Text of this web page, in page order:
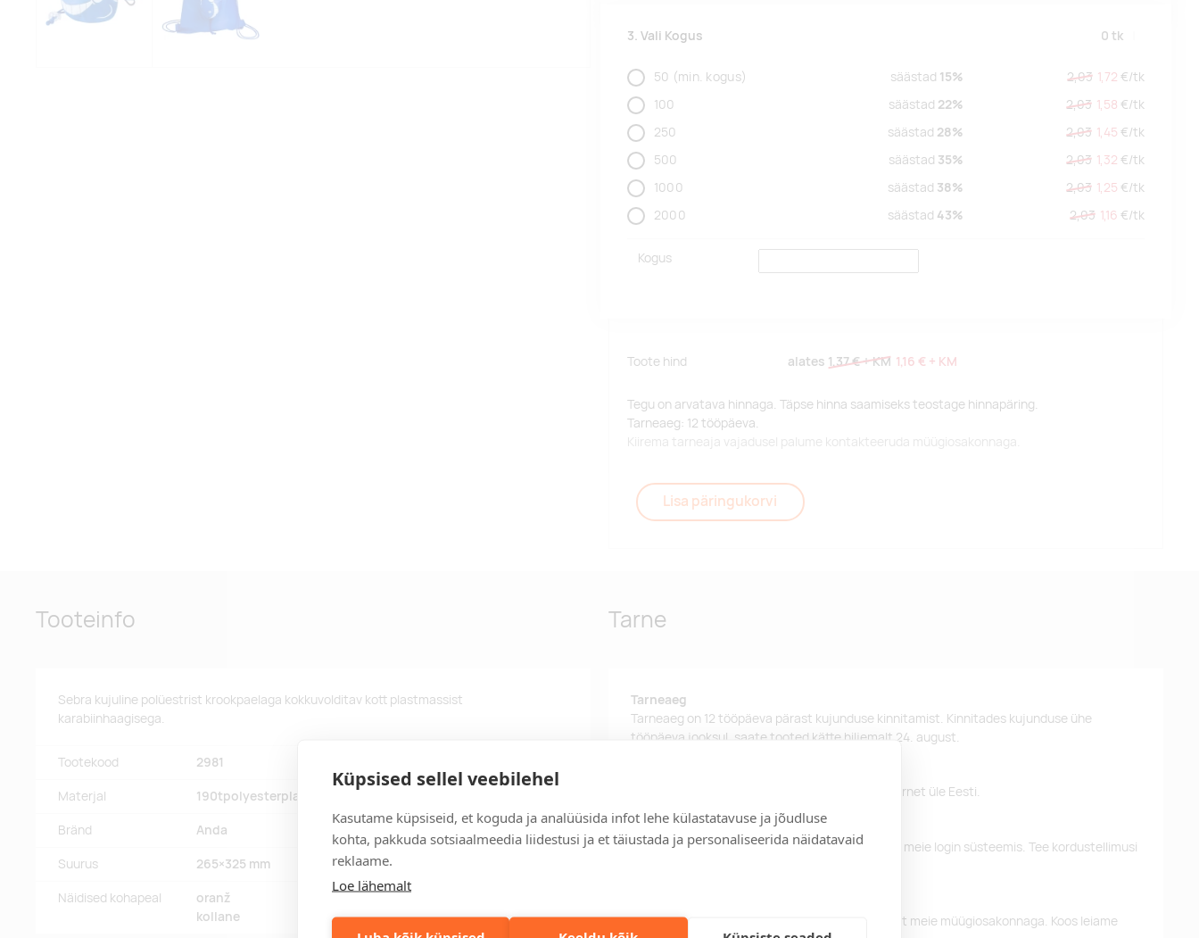
Küpsised sellel veebilehel
Kasutame küpsiseid, et koguda ja analüüsida infot lehe külastatavuse ja jõudluse
kohta, pakkuda sotsiaalmeedia liidestusi ja et täiustada ja personaliseerida näidatavaid
reklaame.
Loe lähemalt
3. Vali Kogus 0 tk
50 (min. kogus) säästad 15% 2,03 1,72 €/tk
100
säästad 22% 2,03 1,58 €/tk
250
säästad 28% 2,03 1,45 €/tk
500
säästad 35% 2,03 1,32 €/tk
1000
säästad 38% 2,03 1,25 €/tk
2000
säästad 43% 2,03 1,16 €/tk
Kogus
Toote hind alates 1,37 €+ KM 1,16 € + KM
Tegu on arvatava hinnaga. Täpse hinna saamiseks teostage hinnapäring.
Tarneaeg: 12 tööpäeva.
Kiirema tarneaja vajadusel palume kontakteeruda müügiosakonnaga.
Lisa päringukorvi
Tooteinfo
Sebra kujuline polüestrist krookpaelaga kokkuvolditav kott plastmassist
karabiinhaagisega.
Tootekood 2981
Materjal 190tpolyesterplastic
Bränd Anda
Suurus 265×325 mm
Näidised kohapeal
oranž
kollane
Tarne
Tarneaeg
Tarneaeg on 12 tööpäeva pärast kujunduse kinnitamist. Kinnitades kujunduse ühe
tööpäeva jooksul, saate tooted kätte hiljemalt 24. august.
Üle 500 euro tellimuste puhul pakume tasuta tarnet üle Eesti.
Tellimuste info
Jälgi oma olemasolevaid ning eelnevaid tellimusi meie login süsteemis. Tee kordustellimusi
Kiirema tarneaja vajadusel palun võtke ühendust meie müügiosakonnaga. Koos leiame